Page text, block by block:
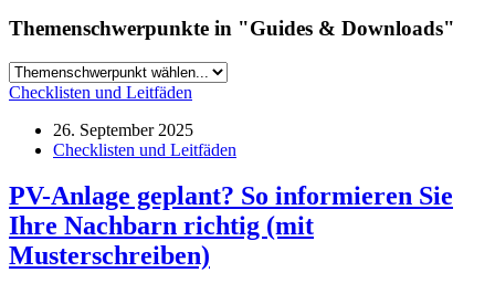
Themenschwerpunkte in "Guides & Downloads"
Checklisten und Leitfäden
26. September 2025
Checklisten und Leitfäden
PV-Anlage geplant? So informieren Sie
Ihre Nachbarn richtig (mit
Musterschreiben)